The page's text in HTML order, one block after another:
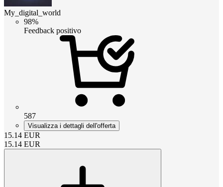
My_digital_world
98%
Feedback positivo
587
Visualizza i dettagli dell'offerta
15.14 EUR
15.14 EUR